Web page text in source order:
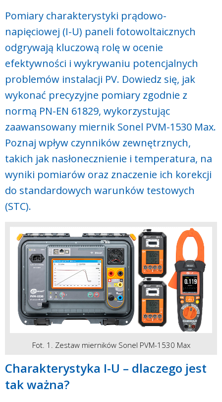
Pomiary charakterystyki prądowo-
napięciowej (I-U) paneli fotowoltaicznych
odgrywają kluczową rolę w ocenie
efektywności i wykrywaniu potencjalnych
problemów instalacji PV. Dowiedz się, jak
wykonać precyzyjne pomiary zgodnie z
normą PN-EN 61829, wykorzystując
zaawansowany miernik Sonel PVM-1530 Max.
Poznaj wpływ czynników zewnętrznych,
takich jak nasłonecznienie i temperatura, na
wyniki pomiarów oraz znaczenie ich korekcji
do standardowych warunków testowych
(STC).
Fot. 1. Zestaw mierników Sonel PVM-1530 Max
Charakterystyka I-U – dlaczego jest
tak ważna?